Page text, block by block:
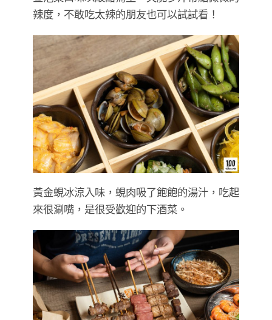
辣度，不敢吃太辣的朋友也可以試試看！
黃金蜆冰涼入味，蜆肉吸了飽飽的湯汁，吃起
來很涮嘴，是很受歡迎的下酒菜。